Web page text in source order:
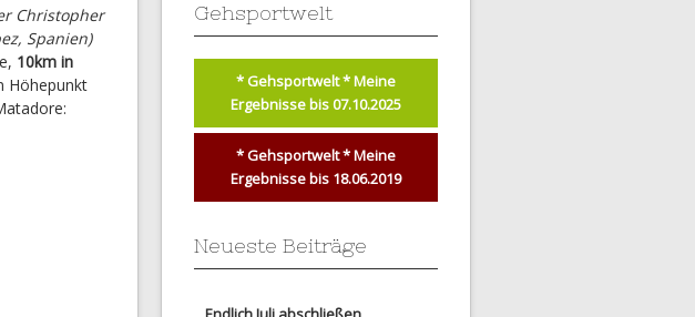
Christopher
Spanien)
10km in
Höhepunkt
Gehsportwelt
* Gehsportwelt * Meine
Ergebnisse bis 07.10.2025
* Gehsportwelt * Meine
Ergebnisse bis 18.06.2019
Neueste Beiträge